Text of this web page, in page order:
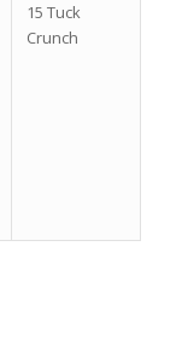
15 Tuck
Crunch